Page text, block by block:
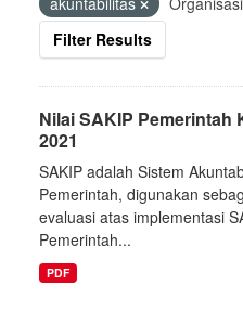
Filter Results
Nilai SAKIP Pemerintah
2021
SAKIP adalah Sistem
Pemerintah, digunakan
evaluasi atas implementasi
Pemerintah...
PDF